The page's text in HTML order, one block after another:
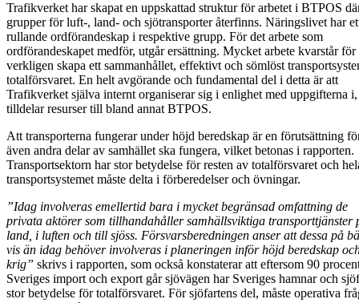
Trafikverket har skapat en uppskattad struktur för arbetet i BTPOS
grupper för luft-, land- och sjötransporter återfinns. Näringslivet har
rullande ordförandeskap i respektive grupp. För det arbete som
ordförandeskapet medför, utgår ersättning. Mycket arbete kvarstår för
verkligen skapa ett sammanhållet, effektivt och sömlöst
totalförsvaret. En helt avgörande och fundamental del i detta är att
Trafikverket själva internt organiserar sig i enlighet med uppgifterna
tilldelar resurser till bland annat BTPOS.
Att transporterna fungerar under höjd beredskap är en förutsättning
även andra delar av samhället ska fungera, vilket betonas i rapporten.
Transportsektorn har stor betydelse för resten av totalförsvaret och
transportsystemet måste delta i förberedelser och övningar.
”Idag involveras emellertid bara i mycket begränsad omfattning de
privata aktörer som tillhandahåller samhällsviktiga transporttjänster
land, i luften och till sjöss. Försvarsberedningen anser att dessa på
vis än idag behöver involveras i planeringen inför höjd beredskap
krig” skrivs i rapporten, som också konstaterar att eftersom 90
Sveriges import och export går sjövägen har Sveriges hamnar och
stor betydelse för totalförsvaret. För sjöfartens del, måste operativa